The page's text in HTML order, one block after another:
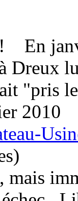
! En
Dreux
"pris
2010
mais